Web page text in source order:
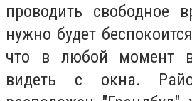
проводить свободное
нужно будет
что в любой момент
видеть с окна.